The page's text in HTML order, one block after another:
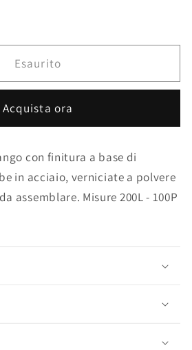
Esaurito
Acquista ora
con finitura a base di
in acciaio, verniciate a polvere
assemblare. Misure 200L - 100P